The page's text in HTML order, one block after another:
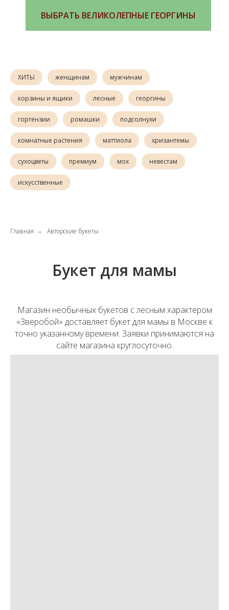
ВЫБРАТЬ ВЕЛИКОЛЕПНЫЕ ГЕОРГИНЫ
ХИТЫ женщинам мужчинам
корзины и ящики лесные георгины
гортензии ромашки подсолнухи
комнатные растения маттиола хризантемы
сухоцветы премиум мох невестам
искусственные
Главная → Авторские букеты
Букет для мамы
Магазин необычных букетов с лесным характером
«Зверобой» доставляет букет для мамы в Москве к
точно указанному времени. Заявки принимаются на
сайте магазина круглосуточно.